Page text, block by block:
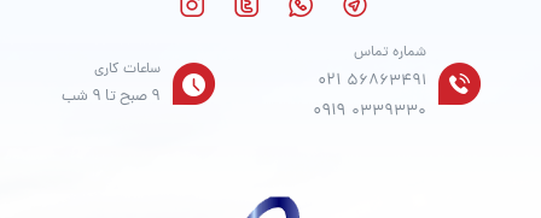
شماره تماس
021 56863491
0919 0339330
ساعات کاری
9 صبح تا 9 شب